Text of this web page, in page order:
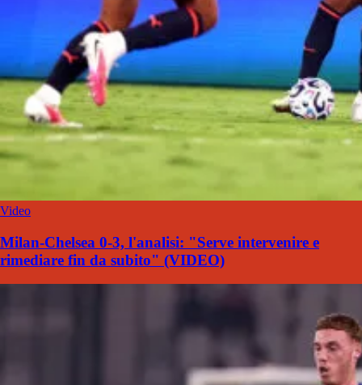
Video
Milan-Chelsea 0-3, l'analisi: "Serve intervenire e
rimediare fin da subito" (VIDEO)